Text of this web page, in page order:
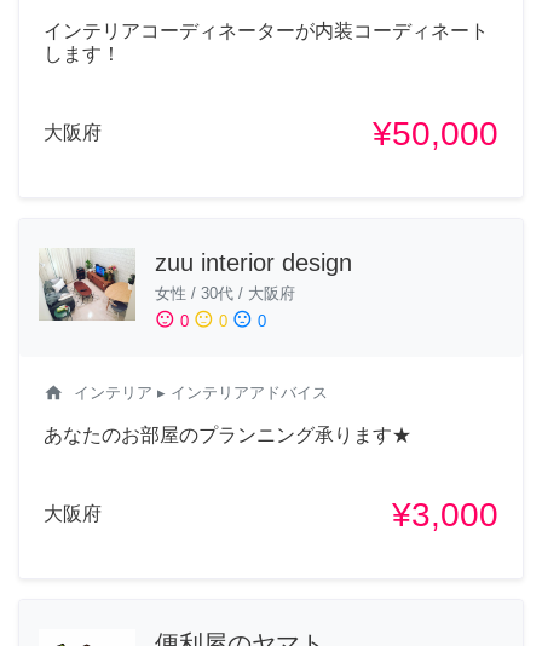
インテリアコーディネーターが内装コーディネート
します！
大阪府 ¥50,000
zuu interior design
女性 / 30代 / 大阪府
sentiment_satisfied 0 sentiment_neutral 0 sentiment_dissatisfied 0
home インテリア ▸ インテリアアドバイス
あなたのお部屋のプランニング承ります★
大阪府 ¥3,000